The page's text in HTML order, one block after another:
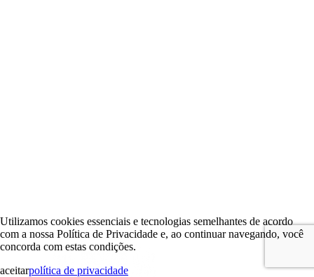
Utilizamos cookies essenciais e tecnologias semelhantes de acordo
com a nossa Política de Privacidade e, ao continuar navegando, você
concorda com estas condições.
aceitarpolítica de privacidade